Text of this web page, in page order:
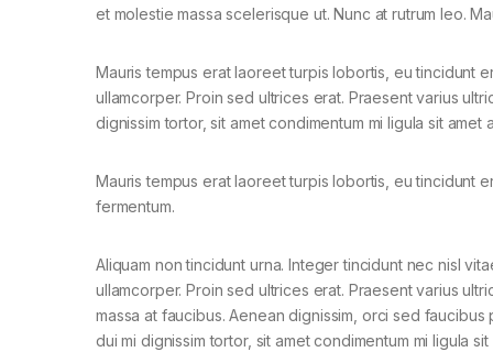
et molestie massa scelerisque ut. Nunc at rutrum leo.
Mauris tempus erat laoreet turpis lobortis, eu tincidunt
ullamcorper. Proin sed ultrices erat. Praesent varius
dignissim tortor, sit amet condimentum mi ligula sit
Mauris tempus erat laoreet turpis lobortis, eu tincidunt
fermentum.
Aliquam non tincidunt urna. Integer tincidunt nec nisl
ullamcorper. Proin sed ultrices erat. Praesent varius
massa at faucibus. Aenean dignissim, orci sed faucibus
dui mi dignissim tortor, sit amet condimentum mi ligula sit